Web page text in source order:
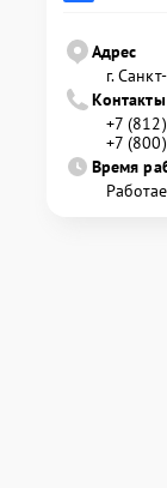
Адрес
г.
Контакты
+7
+7
Время